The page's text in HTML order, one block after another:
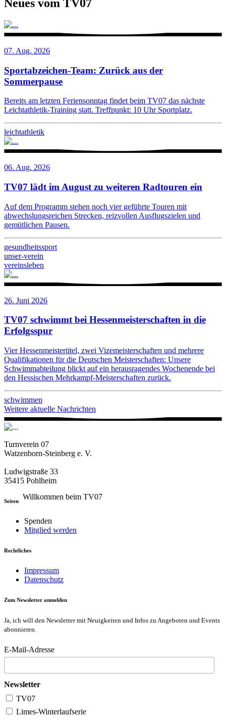
Willkommen beim TV07
Neues vom TV07
07. Aug. 2026
Sportabzeichen-Team: Zurück aus der
Sommerpause
Bereits am letzten Feriensonntag findet beim TV07 das nächste
Leichtathletik-Training statt. Treffpunkt: 10 Uhr Sportplatz.
leichtathletik
06. Aug. 2026
TV07 lädt im August zu weiteren Radtouren ein
Auf dem Programm stehen noch vier geführte Touren mit
abwechslungsreichen Strecken, reizvollen Ausflugszielen und
gemütlichen Pausen.
gesundheitssport
unser-verein
vereinsleben
26. Juni 2026
TV07 schwimmt bei Hessenmeisterschaften in die
Erfolgsspur
Vier Hessenmeistertitel, zwei Vizemeisterschaften und mehrere
Qualifikationen für die Deutschen Meisterschaften: Unsere
Schwimmabteilung blickt auf ein herausragendes Wochenende bei
den Hessischen Mehrkampf-Meisterschaften zurück.
schwimmen
Weitere aktuelle Nachrichten
Turnverein 07
Watzenborn-Steinberg e. V.
Ludwigstraße 33
35415 Pohlheim
Seiten
Spenden
Mitglied werden
Rechtliches
Impressum
Datenschutz
Zum Newsletter anmelden
Ja, ich will den Newsletter mit Neuigkeiten und Infos zu Angeboten und Events
abonnieren.
E-Mail-Adresse
Newsletter
TV07
Limes-Winterlaufserie